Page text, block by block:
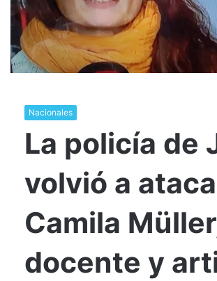
Nacionales
La policía de
volvió a
Camila
docente y